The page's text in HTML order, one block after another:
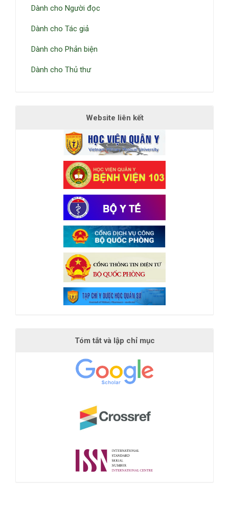
Dành cho Người đọc
Dành cho Tác giả
Dành cho Phản biện
Dành cho Thủ thư
Website liên kết
Tóm tắt và lập chỉ mục